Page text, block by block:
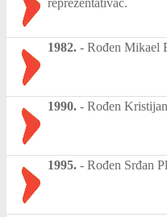
1982. - Rođen Mikael
1990. - Rođen
1995. - Rođen Srđan